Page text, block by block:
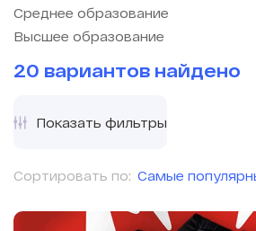
Среднее образование
Высшее образование
20 вариантов найдено
Сортировать по: Самые
Показать фильтры